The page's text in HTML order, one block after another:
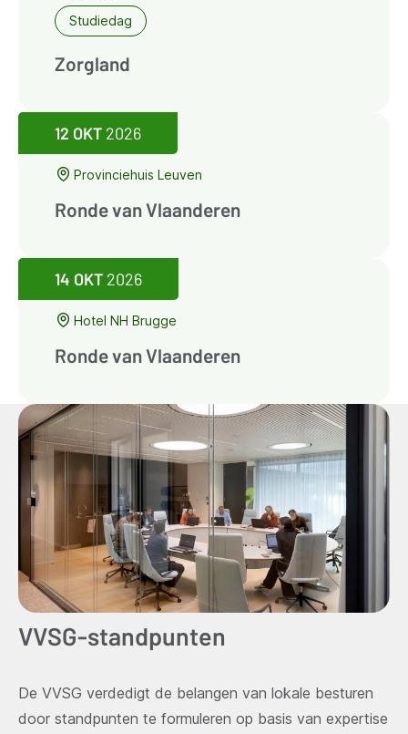
Studiedag
Zorgland
12 OKT 2026
Provinciehuis Leuven
Ronde van Vlaanderen
14 OKT 2026
Hotel NH Brugge
Ronde van Vlaanderen
VVSG-standpunten
De VVSG verdedigt de belangen van lokale besturen
door standpunten te formuleren op basis van expertise